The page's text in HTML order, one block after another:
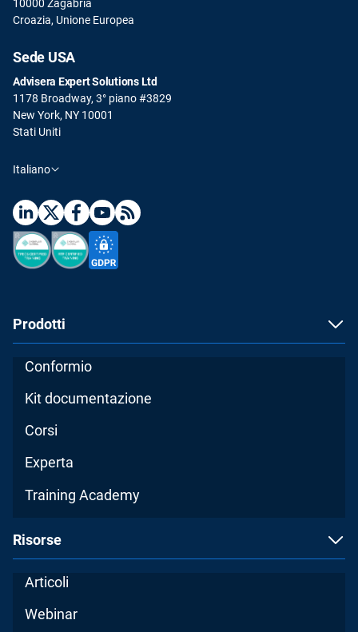
10000 Zagabria
Croazia, Unione Europea
Sede USA
Advisera Expert Solutions Ltd
1178 Broadway, 3° piano #3829
New York, NY 10001
Stati Uniti
Italiano
Prodotti
Conformio
Kit documentazione
Corsi
Experta
Training Academy
Risorse
Articoli
Webinar